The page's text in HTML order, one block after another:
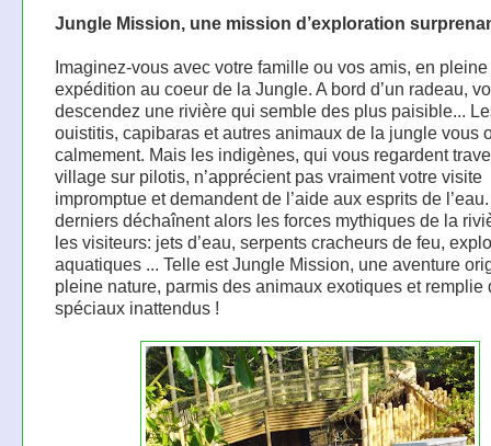
Jungle Mission, une mission d’exploration
Imaginez-vous avec votre famille ou vos amis, en pleine
expédition au coeur de la Jungle. A bord d’un radeau,
descendez une rivière qui semble des plus paisible...
ouistitis, capibaras et autres animaux de la jungle vous
calmement. Mais les indigènes, qui vous regardent
village sur pilotis, n’apprécient pas vraiment votre visite
impromptue et demandent de l’aide aux esprits de
derniers déchaînent alors les forces mythiques de la
les visiteurs: jets d’eau, serpents cracheurs de feu,
aquatiques ... Telle est Jungle Mission, une aventure
pleine nature, parmis des animaux exotiques et remplie
spéciaux inattendus !